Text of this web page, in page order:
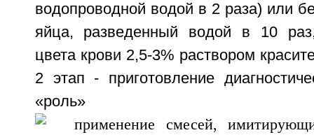
водопроводной водой в 2 раза) или
яйца, разведенный водой в 10
цвета крови 2,5-3% раствором
2 этап - приготовление
«роль»